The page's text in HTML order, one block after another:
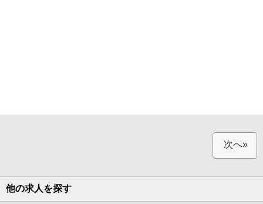
次へ»
他の求人を探す